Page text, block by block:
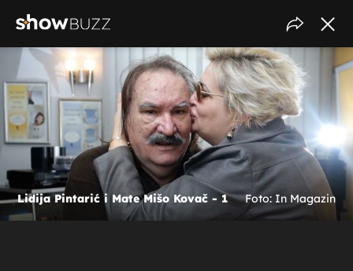
Lidija Pintarić i Mate Mišo Kovač - 1 Foto: In Magazin